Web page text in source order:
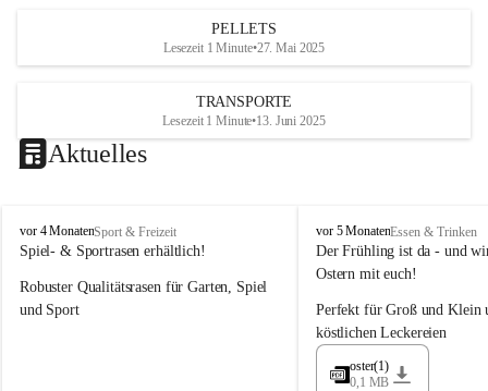
PELLETS
Lesezeit 1 Minute•27. Mai 2025
TRANSPORTE
Lesezeit 1 Minute•13. Juni 2025
Aktuelles
M
a
e
r
vor 4 MonatenSport & Freizeit
Spiel- & Sportrasen erhältlich!
Robuster Qualitätsrasen für Garten, Spiel
und Sport
M
a
y
r
G
ü
vor 5 MonatenEssen & Trinken
Der Frühling ist da - und
Ostern mit euch!
Perfekt für Groß und Klein
köstlichen Leckereien
oster(1)
0,1 MB